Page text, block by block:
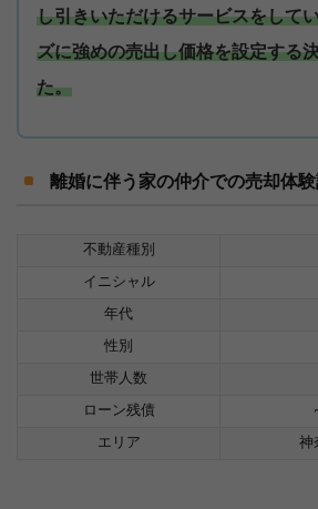
し引きいただけるサービスをして
ズに強めの売出し価格を設定する
た。
離婚に伴う家の仲介での売却体
不動産種別
イニシャル
年代
性別
世帯人数
ローン残債
エリア 神